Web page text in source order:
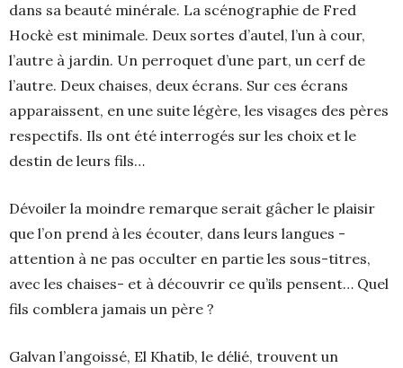
dans sa beauté minérale. La scénographie de Fred
Hockè est minimale. Deux sortes d’autel, l’un à cour,
l’autre à jardin. Un perroquet d’une part, un cerf de
l’autre. Deux chaises, deux écrans. Sur ces écrans
apparaissent, en une suite légère, les visages des pères
respectifs. Ils ont été interrogés sur les choix et le
destin de leurs fils…
Dévoiler la moindre remarque serait gâcher le plaisir
que l’on prend à les écouter, dans leurs langues -
attention à ne pas occulter en partie les sous-titres,
avec les chaises- et à découvrir ce qu’ils pensent… Quel
fils comblera jamais un père ?
Galvan l’angoissé, El Khatib, le délié, trouvent un